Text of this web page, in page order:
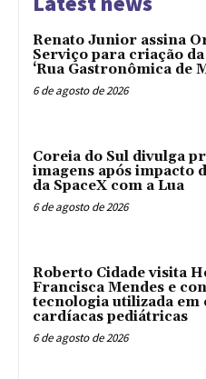
Renato Junior assina
Serviço para criação
‘Rua Gastronômica de
6 de agosto de 2026
Coreia do Sul divulga
imagens após impacto
da SpaceX com a Lua
6 de agosto de 2026
Roberto Cidade visita
Francisca Mendes e
tecnologia utilizada
cardíacas pediátricas
6 de agosto de 2026